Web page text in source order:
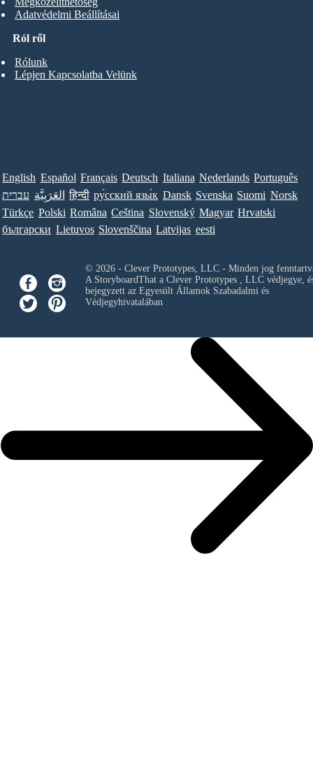
Ról ről
Rólunk
Lépjen Kapcsolatba Velünk
Adatvédelmi Beállításai
English Español Français Deutsch Italiana Nederlands Português
עברית العَرَبِيَّة हिन्दी ру́сский язы́к Dansk Svenska Suomi Norsk
Türkçe Polski Româna Ceština Slovenský Magyar Hrvatski
български Lietuvos Slovenščina Latvijas eesti
© 2026 - Clever Prototypes, LLC - Minden jog
A StoryboardThat a Clever Prototypes , LLCvédjegye,
bejegyzett az Egyesült Államok Szabadalmi és
Védjegyhivatalában